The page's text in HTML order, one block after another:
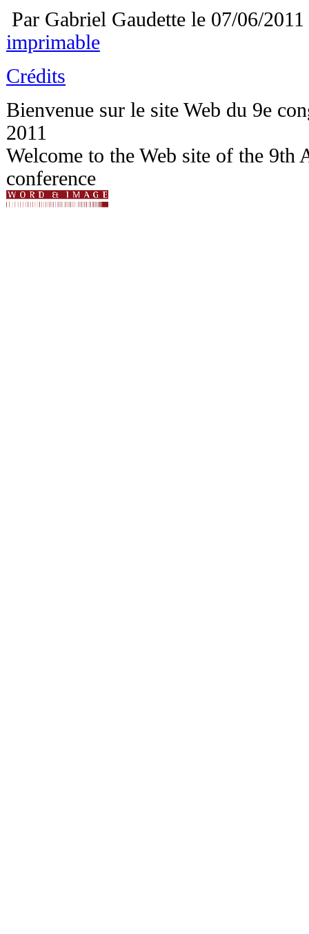
Par Gabriel Gaudette le 07/06/
imprimable
Crédits
Bienvenue sur le site Web du 9e
2011
Welcome to the Web site of the
conference